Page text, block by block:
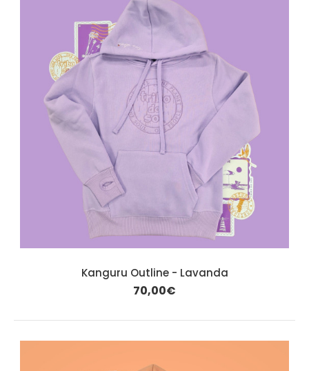
Kanguru Outline - Lavanda
70,00€